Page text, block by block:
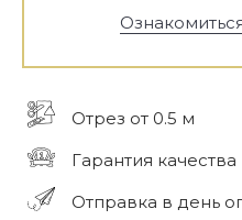
Отрез от 0.5 м
Гарантия качества
Отправка в день